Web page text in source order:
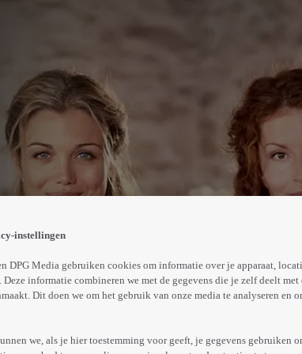
het boerenbedrijf van hun vader erven.
kampt met financiële problemen, maar de
instellingen
DPG Media gebruiken cookies om informatie over je apparaat,
Deze informatie combineren we met de gegevens die je zelf deelt met
Dit doen we om het gebruik van onze media te analyseren en
we, als je hier toestemming voor geeft, je gegevens gebruiken